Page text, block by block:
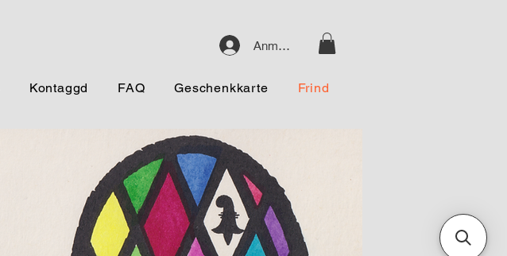
Anmelden
Kontaggd FAQ Geschenkkarte Frind